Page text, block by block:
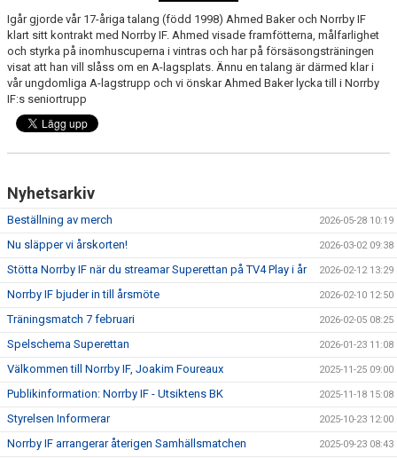
NÄRA NORRBY
VÄRDEGRUND
Igår gjorde vår 17-åriga talang (född 1998) Ahmed Baker och Norrby IF
klart sitt kontrakt med Norrby IF. Ahmed visade framfötterna, målfarlighet
och styrka på inomhuscuperna i vintras och har på försäsongsträningen
visat att han vill slåss om en A-lagsplats. Ännu en talang är därmed klar i
vår ungdomliga A-lagstrupp och vi önskar Ahmed Baker lycka till i Norrby
IF:s seniortrupp
Nyhetsarkiv
Beställning av merch 2026-05-28 10:19
Nu släpper vi årskorten! 2026-03-02 09:38
Stötta Norrby IF när du streamar Superettan på TV4 Play i år 2026-02-12 13:29
Norrby IF bjuder in till årsmöte 2026-02-10 12:50
Träningsmatch 7 februari 2026-02-05 08:25
Spelschema Superettan 2026-01-23 11:08
Välkommen till Norrby IF, Joakim Foureaux 2025-11-25 09:00
Publikinformation: Norrby IF - Utsiktens BK 2025-11-18 15:08
Styrelsen Informerar 2025-10-23 12:00
Norrby IF arrangerar återigen Samhällsmatchen 2025-09-23 08:43